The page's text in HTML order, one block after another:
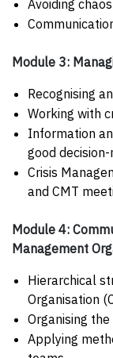
Avoiding
Module 3:
Recognising
Working with
Information
good
Crisis
and CMT
Module 4:
Management
Hierarchical
Organisation
Organising
Applying